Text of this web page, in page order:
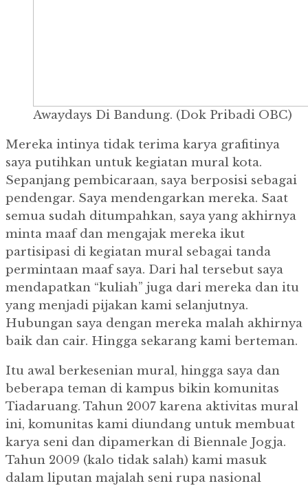
Awaydays Di Bandung. (Dok Pribadi OBC)
Mereka intinya tidak terima karya grafitinya
saya putihkan untuk kegiatan mural kota.
Sepanjang pembicaraan, saya berposisi sebagai
pendengar. Saya mendengarkan mereka. Saat
semua sudah ditumpahkan, saya yang akhirnya
minta maaf dan mengajak mereka ikut
partisipasi di kegiatan mural sebagai tanda
permintaan maaf saya. Dari hal tersebut saya
mendapatkan “kuliah” juga dari mereka dan itu
yang menjadi pijakan kami selanjutnya.
Hubungan saya dengan mereka malah akhirnya
baik dan cair. Hingga sekarang kami berteman.
Itu awal berkesenian mural, hingga saya dan
beberapa teman di kampus bikin komunitas
Tiadaruang. Tahun 2007 karena aktivitas mural
ini, komunitas kami diundang untuk membuat
karya seni dan dipamerkan di Biennale Jogja.
Tahun 2009 (kalo tidak salah) kami masuk
dalam liputan majalah seni rupa nasional